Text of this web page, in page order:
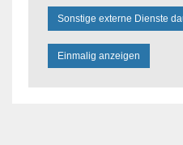
Sonstige externe Dienste
Einmalig anzeigen